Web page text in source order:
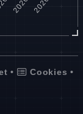
• Cookies •